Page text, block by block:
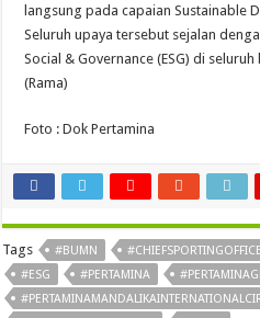
langsung pada capaian Sustainable
Seluruh upaya tersebut sejalan
Social & Governance (ESG) di
(Rama)
Foto : Dok Pertamina
Tags #BUMN
#ESG
#PERTAMINA